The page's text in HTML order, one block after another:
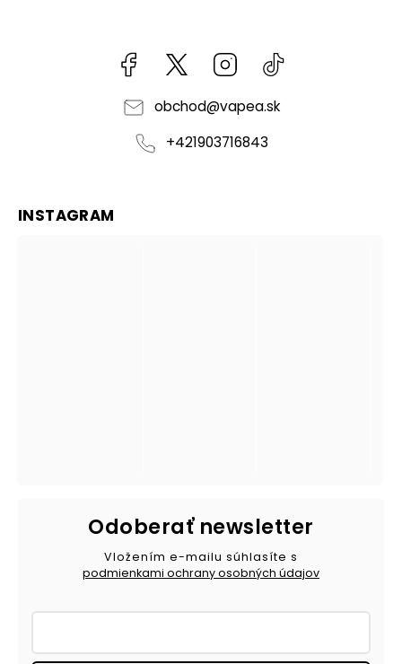
Facebook kzifcak85131Instagram
obchod@vapea.sk
+421903716843
INSTAGRAM
Odoberať newsletter
Vložením e-mailu súhlasíte s
podmienkami ochrany osobných údajov